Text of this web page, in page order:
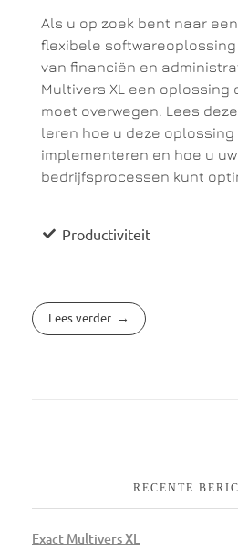
Als u op zoek bent naar
flexibele
van financiën en
Multivers XL een oplossing
moet overwegen. Lees
leren hoe u deze oplossing
implementeren en hoe u uw
bedrijfsprocessen kunt
Productiviteit
Lees verder
RECENTE
Exact Multivers XL